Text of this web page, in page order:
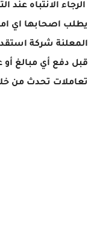
الرجاء الانتباه عند
يطلب اصحابها اي
المعلنة شركة
قبل دفع أي مبالغ
تعاملات تحدث من